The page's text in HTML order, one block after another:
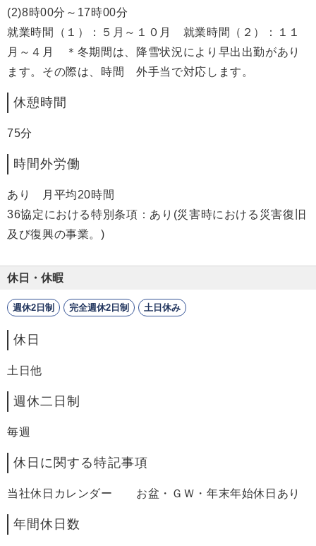
(2)8時00分～17時00分
就業時間（１）：５月～１０月 就業時間（２）：１１
月～４月 ＊冬期間は、降雪状況により早出出勤があり
ます。その際は、時間 外手当で対応します。
休憩時間
75分
時間外労働
あり 月平均20時間
36協定における特別条項：あり(災害時における災害復旧
及び復興の事業。)
休日・休暇
週休2日制 完全週休2日制 土日休み
休日
土日他
週休二日制
毎週
休日に関する特記事項
当社休日カレンダー お盆・ＧＷ・年末年始休日あり
年間休日数